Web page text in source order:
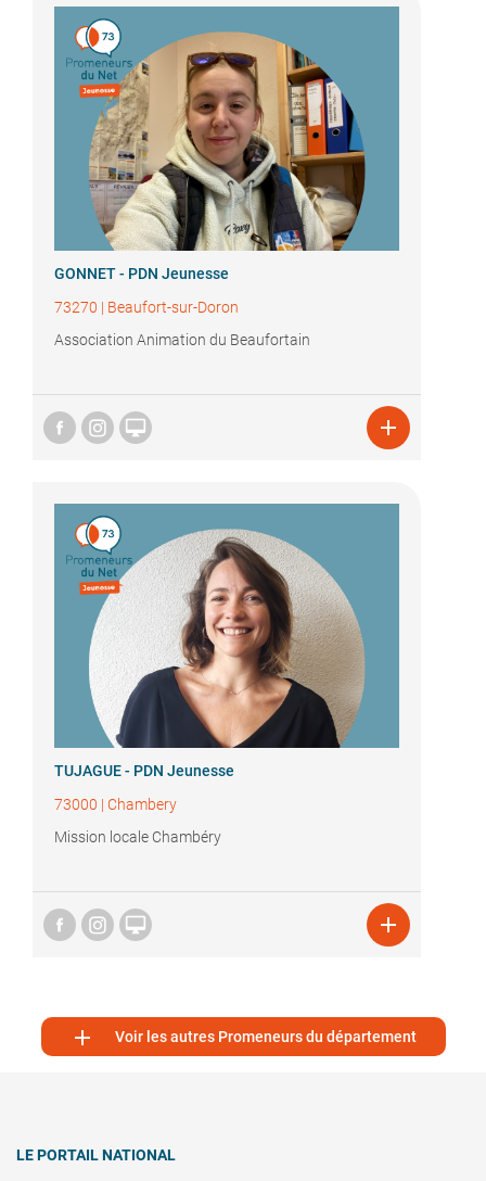
GONNET - PDN Jeunesse
73270 | Beaufort-sur-Doron
Association Animation du Beaufortain
 
TUJAGUE - PDN Jeunesse
73000 | Chambery
Mission locale Chambéry
 
 Voir les autres Promeneurs du département
LE PORTAIL NATIONAL